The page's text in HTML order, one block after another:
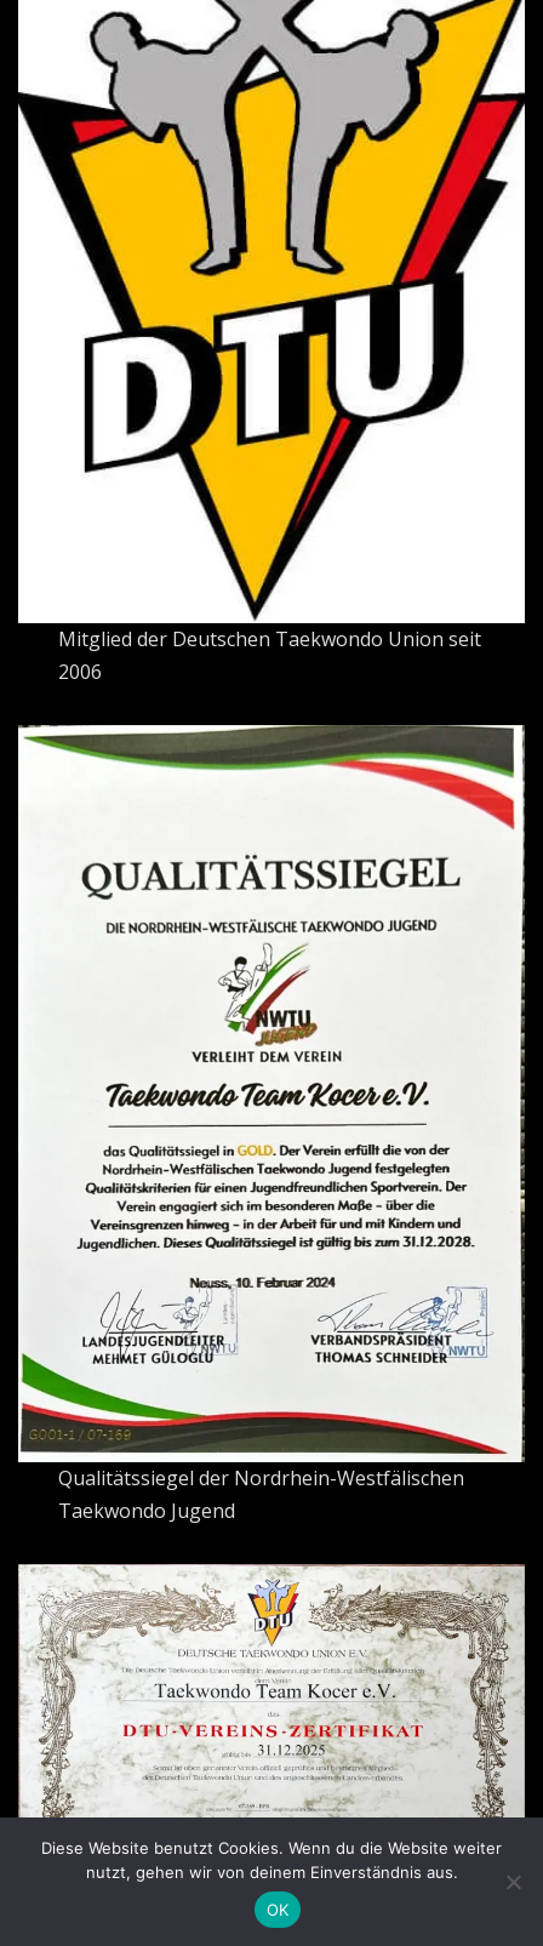
Mitglied der Deutschen Taekwondo Union seit
2006
Qualitätssiegel der Nordrhein-Westfälischen
Taekwondo Jugend
Vereinszertifikat der Deutschen Taekwondo
Diese Website benutzt Cookies. Wenn du die Website weiter
nutzt, gehen wir von deinem Einverständnis aus.
OK